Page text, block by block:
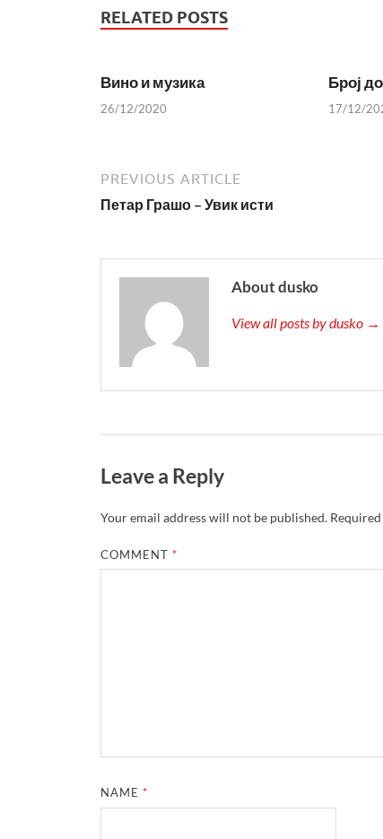
RELATED POSTS
Вино и музика
26/12/2020
Број
17/12/
PREVIOUS ARTICLE
Петар Грашо – Увик исти
About dusko
View all posts by dusko →
Leave a Reply
Your email address will not be published.
COMMENT*
NAME*